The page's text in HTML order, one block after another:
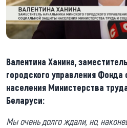
Валентина Ханина,
городского управления
населения Министерства
Беларуси:
Мы очень долго ждали, но,